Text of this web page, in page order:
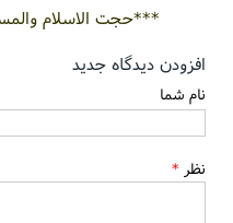
***حجت الاسلام
افزودن دیدگاه جدید
نام شما
نظر *